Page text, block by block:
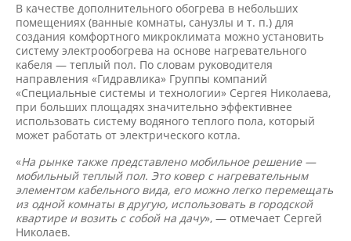
В качестве дополнительного обогрева в небольших
помещениях (ванные комнаты, санузлы и т. п.) для
создания комфортного микроклимата можно установить
систему электрообогрева на основе нагревательного
кабеля — теплый пол. По словам руководителя
направления «Гидравлика» Группы компаний
«Специальные системы и технологии» Сергея Николаева,
при больших площадях значительно эффективнее
использовать систему водяного теплого пола, который
может работать от электрического котла.
«На рынке также представлено мобильное решение —
мобильный теплый пол. Это ковер с нагревательным
элементом кабельного вида, его можно легко перемещать
из одной комнаты в другую, использовать в городской
квартире и возить с собой на дачу», — отмечает Сергей
Николаев.